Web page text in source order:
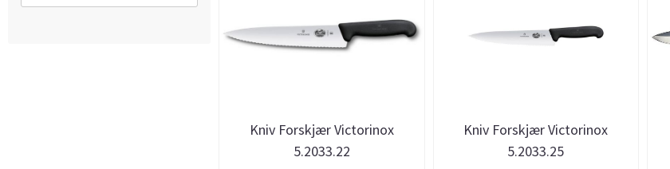
Kniv Forskjær Victorinox
5.2033.22
Kniv Forskjær Victorinox
5.2033.25